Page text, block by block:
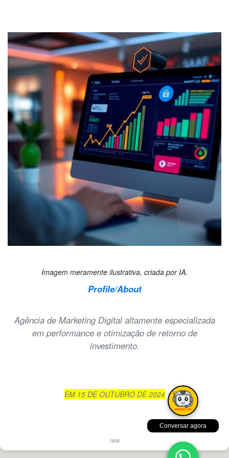
Conversar agora
Imagem meramente ilustrativa, criada por IA.
Profile/About
Agência de Marketing Digital altamente especializada
em performance e otimização de retorno de
investimento.
EM 15 DE OUTUBRO DE 2024
1606